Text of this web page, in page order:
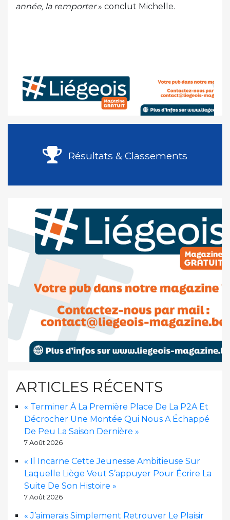
année, la remporter» conclut Michelle.
Résultats & Classements
ARTICLES RÉCENTS
« Terminer À La Première Place De La P2A Et
Décrocher Une Montée Qui Nous A Échappé
De Peu La Saison Dernière »
7 Août 2026
« Il Incarne Cette Jeunesse Ambitieuse Sur
Laquelle Liège Veut S’appuyer Pour Écrire La
Suite De Son Histoire »
7 Août 2026
« J’aimerais Simplement Retrouver Le Plaisir